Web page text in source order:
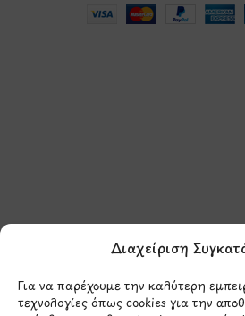
Διαχείριση
Για να παρέχουμε την καλύτερη
τεχνολογίες όπως cookies για την